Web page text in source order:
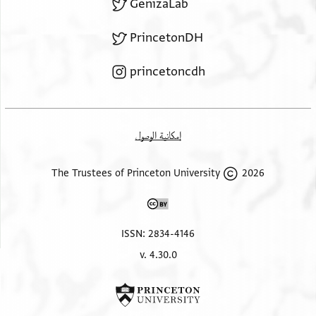
GenizaLab
PrincetonDH
princetoncdh
إمكانية الوصول
2026 The Trustees of Princeton University
ISSN: 2834-4146
v. 4.30.0